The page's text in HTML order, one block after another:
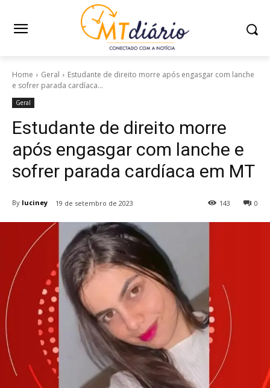
Home Geral
Estudante de direito morre após engasgar com lanche
e sofrer parada cardíaca...
Geral
Estudante de direito morre
após engasgar com lanche e
sofrer parada cardíaca em MT
By luciney 19 de setembro de 2023 0
143